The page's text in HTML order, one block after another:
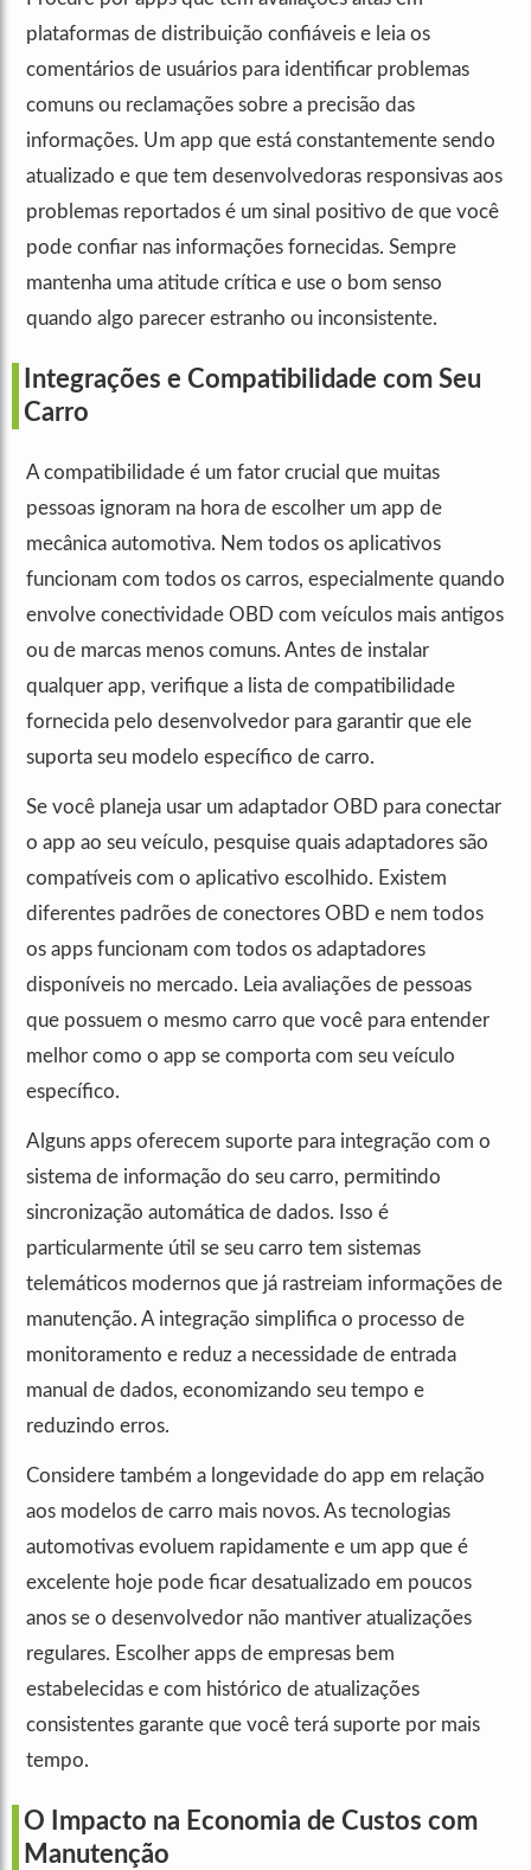
plataformas de distribuição confiáveis e leia os
comentários de usuários para identificar problemas
comuns ou reclamações sobre a precisão das
informações. Um app que está constantemente sendo
atualizado e que tem desenvolvedoras responsivas aos
problemas reportados é um sinal positivo de que você
pode confiar nas informações fornecidas. Sempre
mantenha uma atitude crítica e use o bom senso
quando algo parecer estranho ou inconsistente.
Integrações e Compatibilidade com Seu
Carro
A compatibilidade é um fator crucial que muitas
pessoas ignoram na hora de escolher um app de
mecânica automotiva. Nem todos os aplicativos
funcionam com todos os carros, especialmente quando
envolve conectividade OBD com veículos mais antigos
ou de marcas menos comuns. Antes de instalar
qualquer app, verifique a lista de compatibilidade
fornecida pelo desenvolvedor para garantir que ele
suporta seu modelo específico de carro.
Se você planeja usar um adaptador OBD para conectar
o app ao seu veículo, pesquise quais adaptadores são
compatíveis com o aplicativo escolhido. Existem
diferentes padrões de conectores OBD e nem todos
os apps funcionam com todos os adaptadores
disponíveis no mercado. Leia avaliações de pessoas
que possuem o mesmo carro que você para entender
melhor como o app se comporta com seu veículo
específico.
Alguns apps oferecem suporte para integração com o
sistema de informação do seu carro, permitindo
sincronização automática de dados. Isso é
particularmente útil se seu carro tem sistemas
telemáticos modernos que já rastreiam informações de
manutenção. A integração simplifica o processo de
monitoramento e reduz a necessidade de entrada
manual de dados, economizando seu tempo e
reduzindo erros.
Considere também a longevidade do app em relação
aos modelos de carro mais novos. As tecnologias
automotivas evoluem rapidamente e um app que é
excelente hoje pode ficar desatualizado em poucos
anos se o desenvolvedor não mantiver atualizações
regulares. Escolher apps de empresas bem
estabelecidas e com histórico de atualizações
consistentes garante que você terá suporte por mais
tempo.
O Impacto na Economia de Custos com
Manutenção